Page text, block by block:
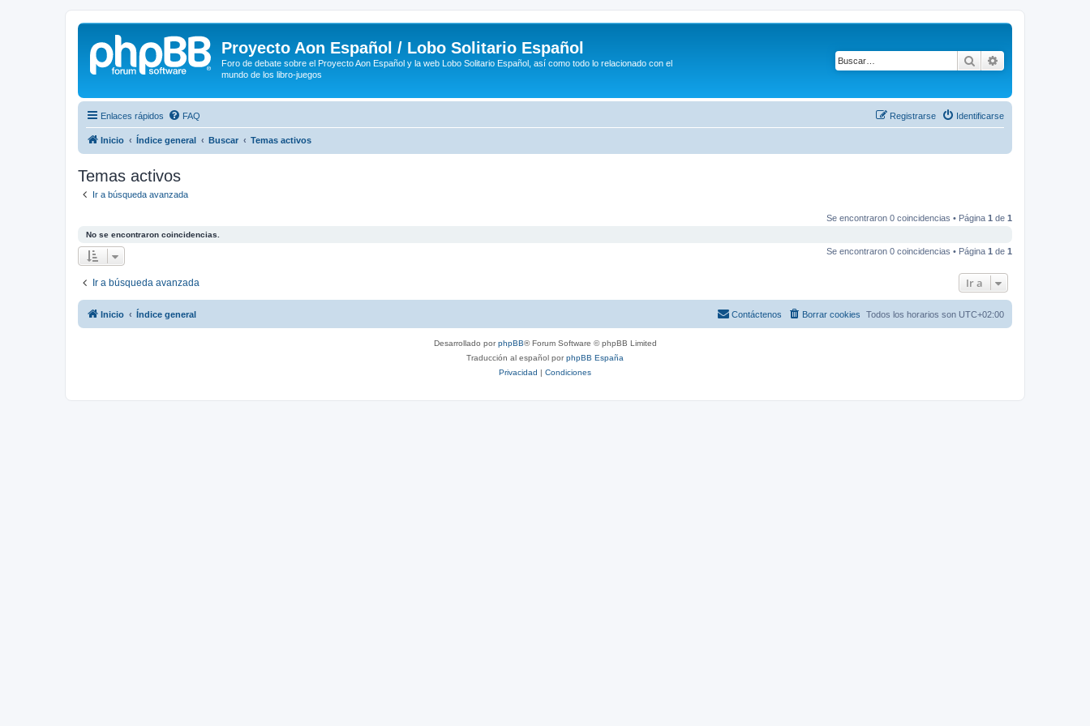
Proyecto Aon Español / Lobo Solitario Español
Foro de debate sobre el Proyecto Aon Español y la web Lobo Solitario Español, así como todo lo relacionado con el
mundo de los libro-juegos
Buscar
Enlaces rápidos FAQ Identificarse
Registrarse
Inicio Índice general Buscar Temas activos
Temas activos
Ir a búsqueda avanzada
Se encontraron 0 coincidencias • Página 1 de 1
No se encontraron coincidencias.
Se encontraron 0 coincidencias • Página 1 de 1
Ir a búsqueda avanzada Ir a
Inicio Índice general Todos los horarios son UTC+02:00
Borrar cookies
Contáctenos
Desarrollado porphpBB® Forum Software © phpBB Limited
Traducción al español porphpBB España
Privacidad | Condiciones